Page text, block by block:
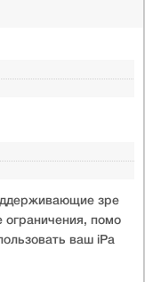
зре
ограничения, помо
ваш iPa